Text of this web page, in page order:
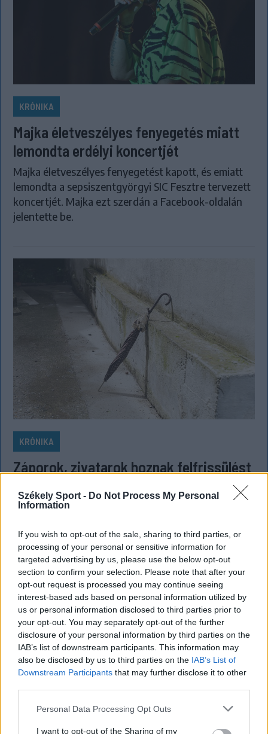
Székely Sport - Do Not Process My Personal
Information
If you wish to opt-out of the sale, sharing to third parties, or
processing of your personal or sensitive information for
targeted advertising by us, please use the below opt-out
section to confirm your selection. Please note that after your
opt-out request is processed you may continue seeing
interest-based ads based on personal information utilized by
us or personal information disclosed to third parties prior to
your opt-out. You may separately opt-out of the further
disclosure of your personal information by third parties on the
IAB’s list of downstream participants. This information may
also be disclosed by us to third parties on the IAB’s List of
Downstream Participants that may further disclose it to other
Personal Data Processing Opt Outs
I want to opt-out of the Sharing of my
KRÓNIKA
Majka életveszélyes fenyegetés miatt
lemondta erdélyi koncertjét
Majka életveszélyes fenyegetést kapott, és emiatt
lemondta a sepsiszentgyörgyi SIC Fesztre tervezett
koncertjét. Majka ezt szerdán a Facebook-oldalán
jelentette be.
KRÓNIKA
Záporok, zivatarok hoznak felfrissülést
előrejelzés
Románia legtöbb régiójában, ahol kánikulára és
fokozott hőterhelésre kell számítani, utána azonban
fokozatos lehűlés kezdődik, és nő a záporok,
zivatarok valószínűsége.